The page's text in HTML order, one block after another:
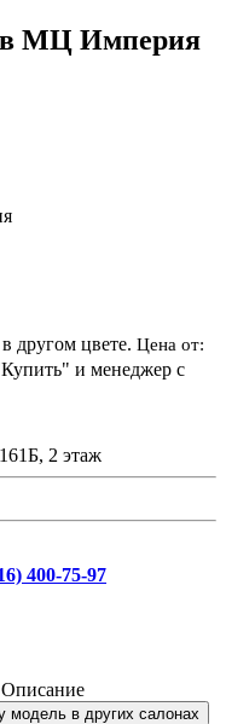
в МЦ Империя
другом цвете. Цена от:
и менеджер с
2 этаж
400-75-97
Описание
модель в других салонах